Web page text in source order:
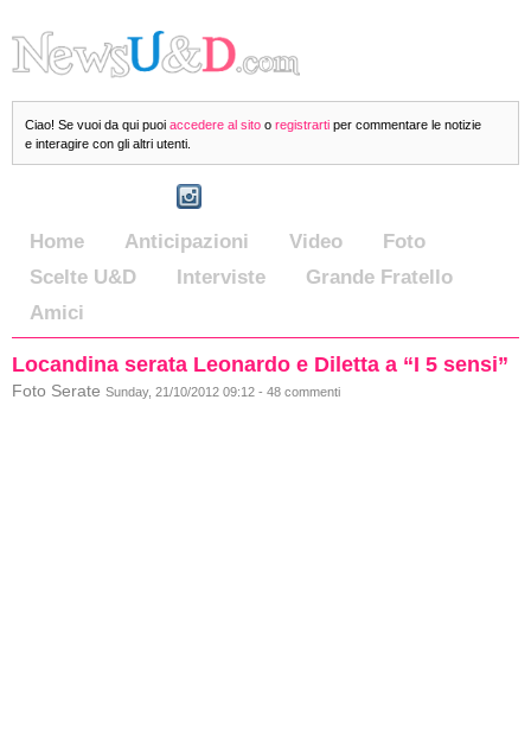
Ciao! Se vuoi da qui puoi accedere al sito o registrarti per commentare le notizie
e interagire con gli altri utenti.
Home Anticipazioni Video
Foto
Scelte U&D
Interviste
Grande Fratello
Amici
Locandina serata Leonardo e Diletta a “I 5 sensi”
Foto Serate Sunday, 21/10/2012 09:12 - 48 commenti